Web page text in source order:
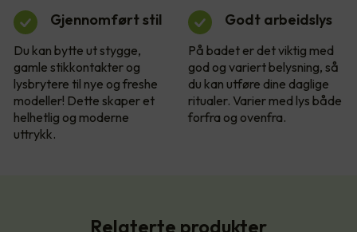
Gjennomført stil
Du kan bytte ut stygge,
gamle stikkontakter og
lysbrytere til nye og freshe
modeller! Dette skaper et
helhetlig og moderne
uttrykk.
Godt arbeidslys
På badet er det viktig med
god og variert belysning, så
du kan utføre dine daglige
ritualer. Varier med lys både
forfra og ovenfra.
Relaterte produkter